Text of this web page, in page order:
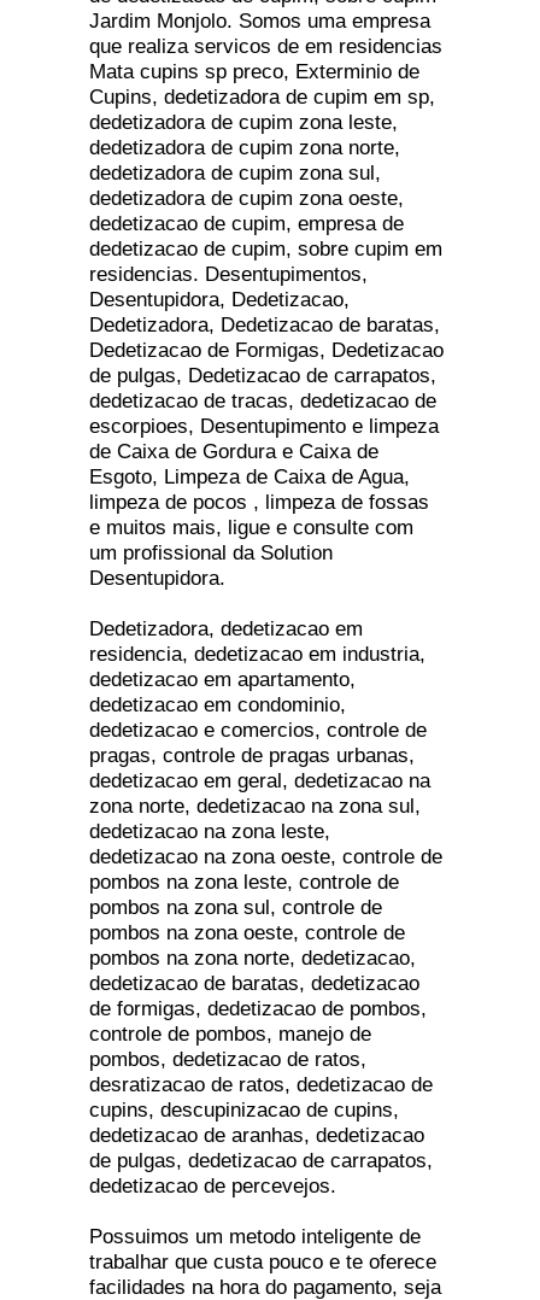
Jardim Monjolo. Somos uma empresa
que realiza servicos de em residencias
Mata cupins sp preco, Exterminio de
Cupins, dedetizadora de cupim em sp,
dedetizadora de cupim zona leste,
dedetizadora de cupim zona norte,
dedetizadora de cupim zona sul,
dedetizadora de cupim zona oeste,
dedetizacao de cupim, empresa de
dedetizacao de cupim, sobre cupim em
residencias. Desentupimentos,
Desentupidora, Dedetizacao,
Dedetizadora, Dedetizacao de baratas,
Dedetizacao de Formigas, Dedetizacao
de pulgas, Dedetizacao de carrapatos,
dedetizacao de tracas, dedetizacao de
escorpioes, Desentupimento e limpeza
de Caixa de Gordura e Caixa de
Esgoto, Limpeza de Caixa de Agua,
limpeza de pocos , limpeza de fossas
e muitos mais, ligue e consulte com
um profissional da Solution
Desentupidora.
Dedetizadora, dedetizacao em
residencia, dedetizacao em industria,
dedetizacao em apartamento,
dedetizacao em condominio,
dedetizacao e comercios, controle de
pragas, controle de pragas urbanas,
dedetizacao em geral, dedetizacao na
zona norte, dedetizacao na zona sul,
dedetizacao na zona leste,
dedetizacao na zona oeste, controle de
pombos na zona leste, controle de
pombos na zona sul, controle de
pombos na zona oeste, controle de
pombos na zona norte, dedetizacao,
dedetizacao de baratas, dedetizacao
de formigas, dedetizacao de pombos,
controle de pombos, manejo de
pombos, dedetizacao de ratos,
desratizacao de ratos, dedetizacao de
cupins, descupinizacao de cupins,
dedetizacao de aranhas, dedetizacao
de pulgas, dedetizacao de carrapatos,
dedetizacao de percevejos.
Possuimos um metodo inteligente de
trabalhar que custa pouco e te oferece
facilidades na hora do pagamento, seja